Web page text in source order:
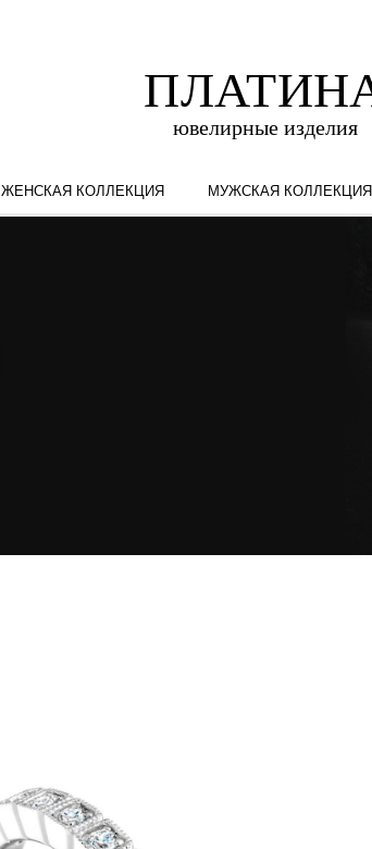
ЖЕНСКАЯ КОЛЛЕКЦИЯ МУЖСКАЯ КОЛЛЕКЦИЯ